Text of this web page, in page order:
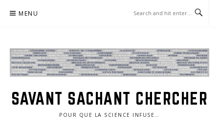
MENU
SAVANT SACHANT CHERCHER
POUR QUE LA SCIENCE INFUSE…